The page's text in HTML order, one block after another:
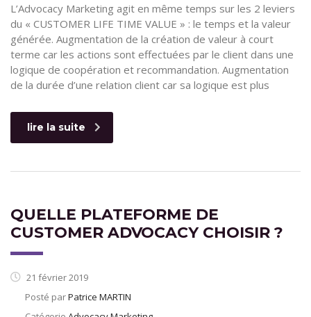
L’Advocacy Marketing agit en même temps sur les 2 leviers
du « CUSTOMER LIFE TIME VALUE » : le temps et la valeur
générée. Augmentation de la création de valeur à court
terme car les actions sont effectuées par le client dans une
logique de coopération et recommandation. Augmentation
de la durée d’une relation client car sa logique est plus
lire la suite
QUELLE PLATEFORME DE
CUSTOMER ADVOCACY CHOISIR ?
21 février 2019
Posté parPatrice MARTIN